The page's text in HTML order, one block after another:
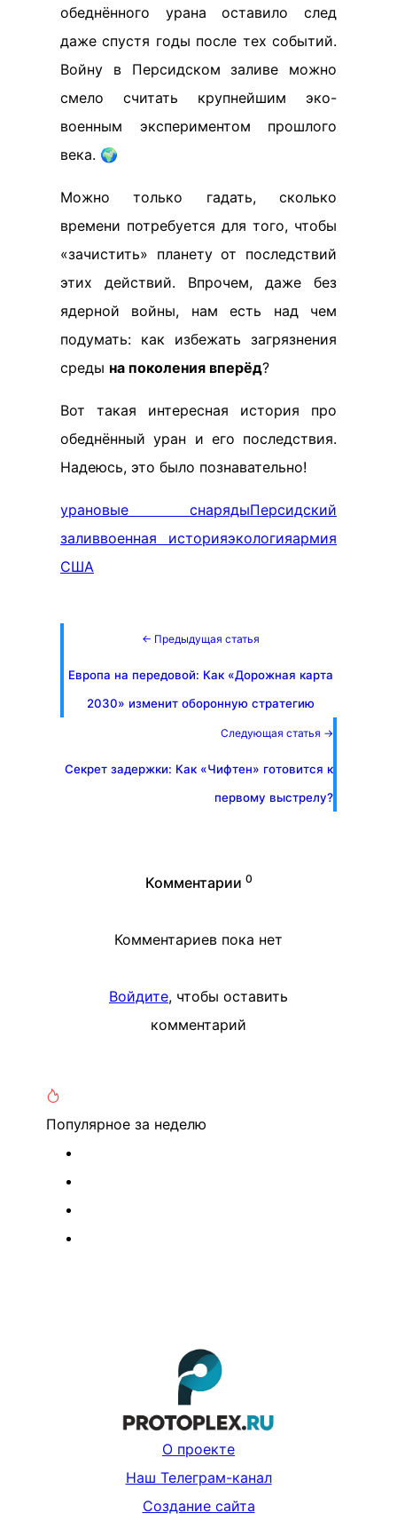
обеднённого урана оставило след
даже спустя годы после тех событий.
Войну в Персидском заливе можно
смело считать крупнейшим эко-
военным экспериментом прошлого
века. 🌍
Можно только гадать, сколько
времени потребуется для того, чтобы
«зачистить» планету от последствий
этих действий. Впрочем, даже без
ядерной войны, нам есть над чем
подумать: как избежать загрязнения
среды на поколения вперёд?
Вот такая интересная история про
обеднённый уран и его последствия.
Надеюсь, это было познавательно!
урановые снарядыПерсидский
заливвоенная историяэкологияармия
США
← Предыдущая статья
Европа на передовой: Как «Дорожная карта
2030» изменит оборонную стратегию
Следующая статья →
Секрет задержки: Как «Чифтен» готовится к
первому выстрелу?
Комментарии 0
Комментариев пока нет
Войдите, чтобы оставить
комментарий
Популярное за неделю
О проекте
Наш Телеграм-канал
Создание сайта